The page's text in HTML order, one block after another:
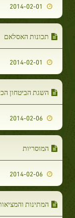
תכונות האסלאם
השגת הביטחון
המוסריות
המתינות